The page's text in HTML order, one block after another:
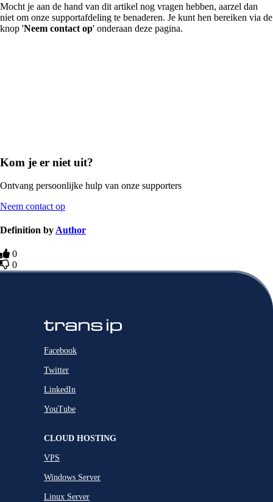
Mocht je aan de hand van dit artikel nog vragen hebben, aarzel dan
niet om onze supportafdeling te benaderen. Je kunt hen bereiken via de
knop 'Neem contact op' onderaan deze pagina.
Kom je er niet uit?
Ontvang persoonlijke hulp van onze supporters
Neem contact op
Definition by Author
0
0
Facebook
Twitter
LinkedIn
YouTube
CLOUD HOSTING
VPS
Windows Server
Linux Server